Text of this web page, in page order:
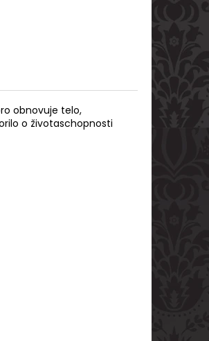
obnovuje telo,
o životaschopnosti